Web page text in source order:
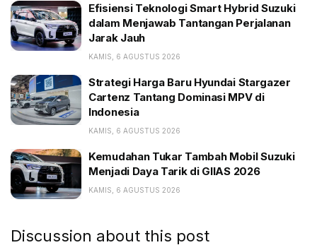
Terbaru, Mitsubishi dikabarkan masuk blok Honda-
Nissan yang fokus mengembangkan EV dan software
kecerdasan buatan (artificial intelligence/AI). Ini akan
membantu Mitsubishi mengurangi biaya litbang untuk
membangun EV. Penjualan gabungan Nissan, Honda,
dan Mitsubishi mencapai 8,35 juta unit setahun.
(29/7/2024), blok Nissan-Honda diumumkan pada
Maret 2024. Bisa dipastikan tidak ada tukar guling
saham dalam blok ini. Titik utama blok ini adalah
Efisiensi Teknologi Smart Hybrid Suzuki
dalam Menjawab Tantangan Perjalanan
Jarak Jauh
KAMIS, 6 AGUSTUS 2026
Strategi Harga Baru Hyundai Stargazer
Cartenz Tantang Dominasi MPV di
Indonesia
KAMIS, 6 AGUSTUS 2026
Kemudahan Tukar Tambah Mobil Suzuki
Menjadi Daya Tarik di GIIAS 2026
KAMIS, 6 AGUSTUS 2026
Discussion about this post